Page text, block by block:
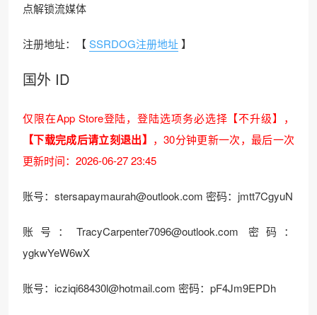
点解锁流媒体
注册地址：【SSRDOG注册地址】
国外 ID
仅限在App Store登陆，登陆选项务必选择【不升级】，
【下载完成后请立刻退出】 ，30分钟更新一次，最后一次
更新时间：2026-06-27 23:45
账号：stersapaymaurah@outlook.com 密码：jmtt7CgyuN
账号：TracyCarpenter7096@outlook.com 密码：
ygkwYeW6wX
账号：icziqi68430l@hotmail.com 密码：pF4Jm9EPDh